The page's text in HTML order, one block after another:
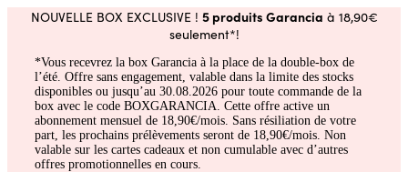
NOUVELLE BOX EXCLUSIVE ! 5 produits Garancia à 18,90€
seulement*!
*Vous recevrez la box Garancia à la place de la double-box de
l’été. Offre sans engagement, valable dans la limite des stocks
disponibles ou jusqu’au 30.08.2026 pour toute commande de la
box avec le code BOXGARANCIA. Cette offre active un
abonnement mensuel de 18,90€/mois. Sans résiliation de votre
part, les prochains prélèvements seront de 18,90€/mois. Non
valable sur les cartes cadeaux et non cumulable avec d’autres
offres promotionnelles en cours.